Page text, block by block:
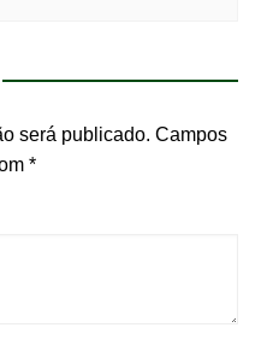
será publicado. Campos
*